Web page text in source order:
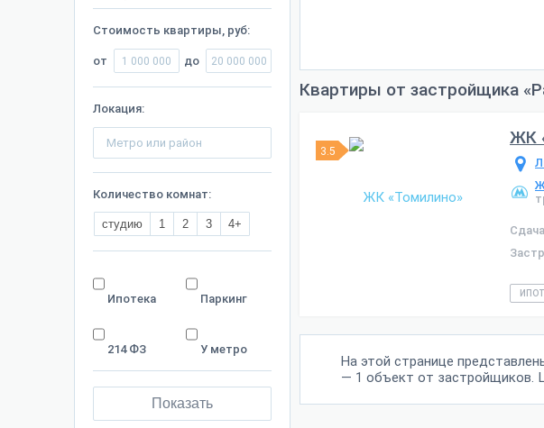
Стоимость квартиры, руб:
от до
Локация:
Количество комнат:
студию 1 2 3 4+
Ипотека Паркинг
214 ФЗ У метро
Показать
Квартиры от застройщика
3.5
ЖК
На этой странице
— 1 объект от застройщиков.